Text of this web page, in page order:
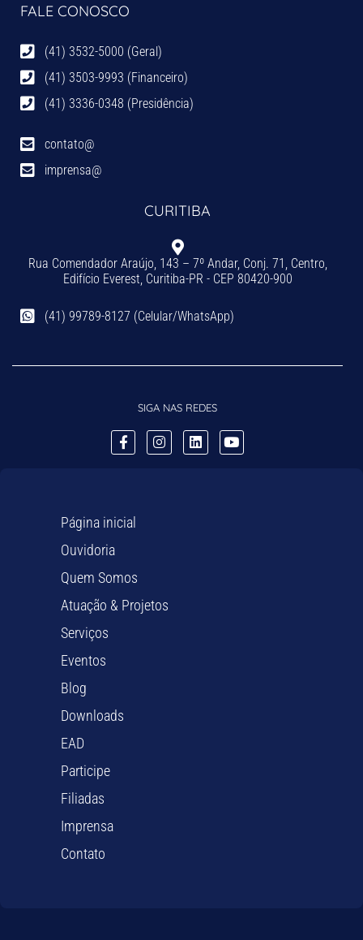
FALE CONOSCO
(41) 3532-5000 (Geral)
(41) 3503-9993 (Financeiro)
(41) 3336-0348 (Presidência)
contato@
imprensa@
CURITIBA
Rua Comendador Araújo, 143 – 7º Andar, Conj. 71, Centro,
Edifício Everest, Curitiba-PR - CEP 80420-900
(41) 99789-8127 (Celular/WhatsApp)
SIGA NAS REDES
Página inicial
Ouvidoria
Quem Somos
Atuação & Projetos
Serviços
Eventos
Blog
Downloads
EAD
Participe
Filiadas
Imprensa
Contato